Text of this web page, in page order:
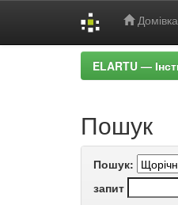
Домівка
ELARTU —
Пошук
Пошук:
запит